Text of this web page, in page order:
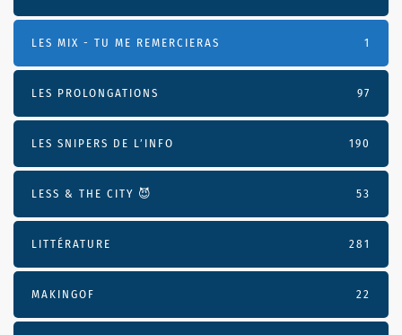
LES MIX - TU ME REMERCIERAS 1
LES PROLONGATIONS 97
LES SNIPERS DE L’INFO 190
LESS & THE CITY 😈 53
LITTÉRATURE 281
MAKINGOF 22